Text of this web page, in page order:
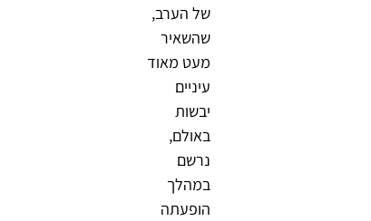
של הערב,
שהשאיר
מעט מאוד
עיניים
יבשות
באולם,
נרשם
במהלך
הופעתה